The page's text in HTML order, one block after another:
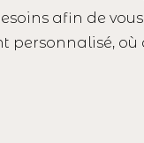
afin de
où